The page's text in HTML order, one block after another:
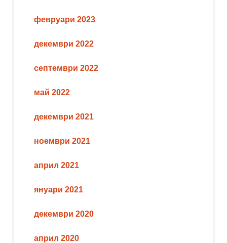
февруари 2023
декември 2022
септември 2022
май 2022
декември 2021
ноември 2021
април 2021
януари 2021
декември 2020
април 2020